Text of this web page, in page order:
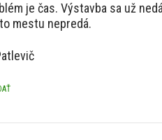
je čas. Výstavba sa už
mestu nepredá.